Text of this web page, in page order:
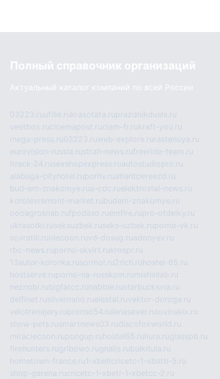
Полный справочник организаций
Актуальный каталог компаний по всей России
03223.ruufille.rukrasotata.ruprazdnikdushi.ru
veetbox.rucinemapost.ruciam-fr.rukraft-you.ru
mega-press.ru03223.ruweb-explore.ru rastenuya.ru
eurovision-russia.rustrah-news.rufreeride-team.ru
itrack-24.rusexshopexpress.ruautostudiopro.ru
alabuga-cityhotel.rupornv.ruatlantpereezd.ru
bud-em-znakomye.rua-cdc.ruelektrostal-news.ru
korolevremont-market.rubudem-znakomye.ru
oooagrosnab.rufpodaso.ruemfire.rupro-otdelky.ru
ukrasotki.ruseksuzbek.ruseks-uzbek.ruporno-vk.ru
sovratili.ruolecoon.ruvd-dosug.ruadonyev.ru
rbc-news.ruporno-skvirt.rukrospr.ru
13autor-kolonka.rusormol.ru2rich.ru hostel-65.ru
hostserve.ruporno-na-russkom.ru mishinlab.ru
neznobi.rubigfatcc.ru habble.rustarbucksvia.ru
delfinet.rusilvernano.ruelestal.ruvektor-doroga.ru
velotrenajery.rupronso54.ru lenasever.ru lovinskix.ru
show-pets.rusmartnews03.rudiscofoxworld.ru
miraclecoon.rupongup.ru hostel65.ru liura.ruglasspb.ru
firehunters.rugribowo.rugnalis.rubulkitula.ru
hometown-france.ru1-xbeticricetc-1-xbetti-5.ru
shop-garena.rucricetc-1-xbetr-1-xbetcc-2.ru